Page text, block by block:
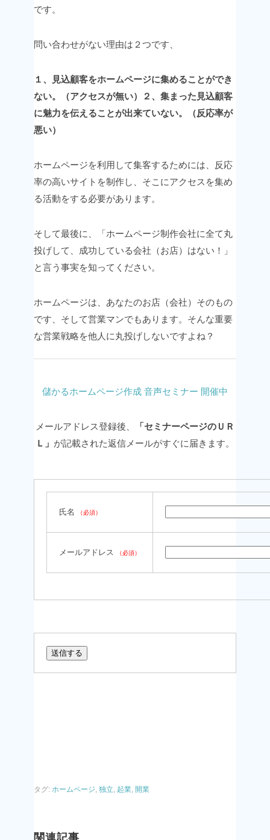
です。
問い合わせがない理由は２つです、
１、見込顧客をホームページに集めることができ
ない。（アクセスが無い）
２、集まった見込顧客
に魅力を伝えることが出来ていない。（反応率が
悪い）
ホームページを利用して集客するためには、
反応
率の高いサイトを制作し、そこにアクセスを集め
る活動をする必要があります。
そして最後に、
「ホームページ制作会社に全て丸
投げして、成功している会社（お店）はない！」
と言う事実を知ってください。
ホームページは、あなたのお店（会社）そのもの
です、そして営業マンでもあります。 そんな重要
な営業戦略を他人に丸投げしないですよね？
儲かるホームページ作成 音声セミナー 開催中
メールアドレス登録後、
「セミナーページのＵＲ
Ｌ」 が記載された返信メールがすぐに届きます。
氏名 （必須）
メールアドレス （必須）
タグ: ホームページ, 独立, 起業, 開業
関連記事